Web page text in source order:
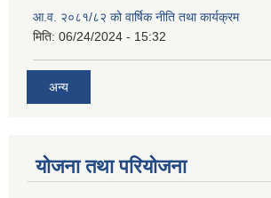
आ.व. २०८१/८२ को वार्षिक नीति तथा कार्यक्रम
मिति: 06/24/2024 - 15:32
अन्य
योजना तथा परियोजना